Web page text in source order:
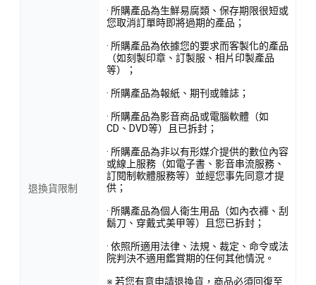
退換貨限制
· 所購產品為生鮮易腐類、保存期限很短或
您取消訂單時即將過期的產品；
· 所購產品為依據您的要求而客製化的產品
（如刻製印章、訂製服、相片印製產品
等）；
· 所購產品為報紙、期刊或雜誌；
· 所購產品為影音商品或電腦軟體（如
CD、DVD等）且已拆封；
· 所購產品為非以有形媒介提供的數位內容
或線上服務（如電子書、影音串流服務、
訂閱制軟體服務等）並經您事先同意才提
供；
· 所購產品為個人衛生用品（如內衣褲、刮
鬍刀、穿戴式美甲等）且您已拆封；
· 依照所適用法律、法規、裁定、命令或法
院判決不適用鑑賞期的任何其他情況。
※ 若您有意申請退換貨，商品必須回復至